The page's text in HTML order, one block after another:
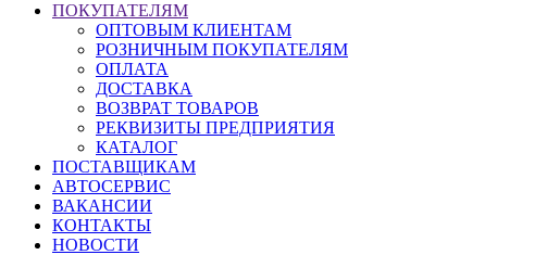
ПОКУПАТЕЛЯМ
ОПТОВЫМ КЛИЕНТАМ
РОЗНИЧНЫМ ПОКУПАТЕЛЯМ
ОПЛАТА
ДОСТАВКА
ВОЗВРАТ ТОВАРОВ
РЕКВИЗИТЫ ПРЕДПРИЯТИЯ
КАТАЛОГ
ПОСТАВЩИКАМ
АВТОСЕРВИС
ВАКАНСИИ
КОНТАКТЫ
НОВОСТИ